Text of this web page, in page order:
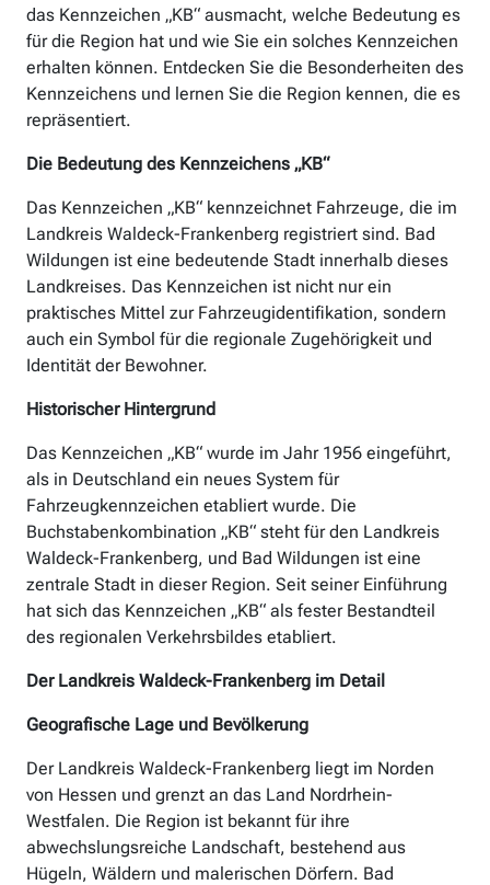
das Kennzeichen „KB“ ausmacht, welche Bedeutung es
für die Region hat und wie Sie ein solches Kennzeichen
erhalten können. Entdecken Sie die Besonderheiten des
Kennzeichens und lernen Sie die Region kennen, die es
repräsentiert.
Die Bedeutung des Kennzeichens „KB“
Das Kennzeichen „KB“ kennzeichnet Fahrzeuge, die im
Landkreis Waldeck-Frankenberg registriert sind. Bad
Wildungen ist eine bedeutende Stadt innerhalb dieses
Landkreises. Das Kennzeichen ist nicht nur ein
praktisches Mittel zur Fahrzeugidentifikation, sondern
auch ein Symbol für die regionale Zugehörigkeit und
Identität der Bewohner.
Historischer Hintergrund
Das Kennzeichen „KB“ wurde im Jahr 1956 eingeführt,
als in Deutschland ein neues System für
Fahrzeugkennzeichen etabliert wurde. Die
Buchstabenkombination „KB“ steht für den Landkreis
Waldeck-Frankenberg, und Bad Wildungen ist eine
zentrale Stadt in dieser Region. Seit seiner Einführung
hat sich das Kennzeichen „KB“ als fester Bestandteil
des regionalen Verkehrsbildes etabliert.
Der Landkreis Waldeck-Frankenberg im Detail
Geografische Lage und Bevölkerung
Der Landkreis Waldeck-Frankenberg liegt im Norden
von Hessen und grenzt an das Land Nordrhein-
Westfalen. Die Region ist bekannt für ihre
abwechslungsreiche Landschaft, bestehend aus
Hügeln, Wäldern und malerischen Dörfern. Bad